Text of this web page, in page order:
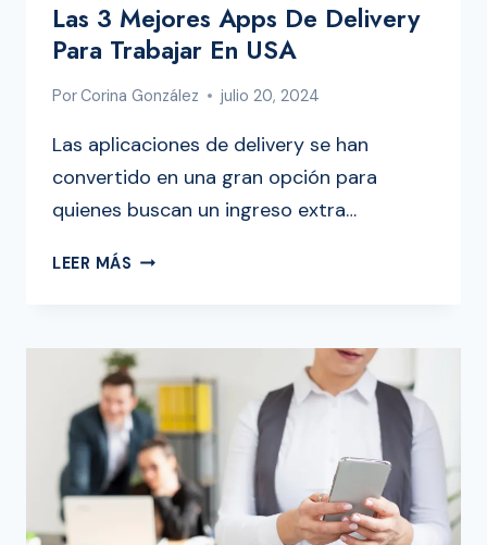
Las 3 Mejores Apps De Delivery
Para Trabajar En USA
PorCorina González julio 20, 2024
Las aplicaciones de delivery se han
convertido en una gran opción para
quienes buscan un ingreso extra…
LEER MÁS LAS
DE
DELIVERY
PARA
TRABAJAR
EN
USA